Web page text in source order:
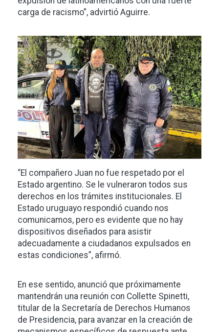
carga de racismo”, advirtió Aguirre.
Imagen
“El compañero Juan no fue respetado por el
Estado argentino. Se le vulneraron todos sus
derechos en los trámites institucionales. El
Estado uruguayo respondió cuando nos
comunicamos, pero es evidente que no hay
dispositivos diseñados para asistir
adecuadamente a ciudadanos expulsados en
estas condiciones”, afirmó.
En ese sentido, anunció que próximamente
mantendrán una reunión con Collette Spinetti,
titular de la Secretaría de Derechos Humanos
de Presidencia, para avanzar en la creación de